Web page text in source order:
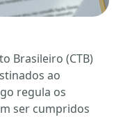
Brasileiro (CTB)
ao
regula os
ser cumpridos